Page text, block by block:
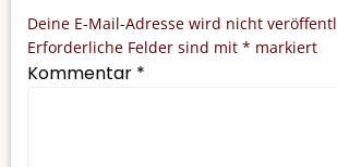
Deine E-Mail-Adresse wird nicht
Erforderliche Felder sind mit * markiert
Kommentar *